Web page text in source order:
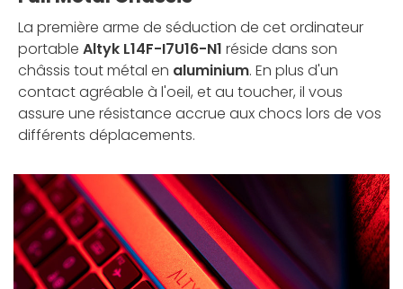
La première arme de séduction de cet ordinateur
portable Altyk L14F-I7U16-N1 réside dans son
châssis tout métal en aluminium. En plus d'un
contact agréable à l'oeil, et au toucher, il vous
assure une résistance accrue aux chocs lors de vos
différents déplacements.